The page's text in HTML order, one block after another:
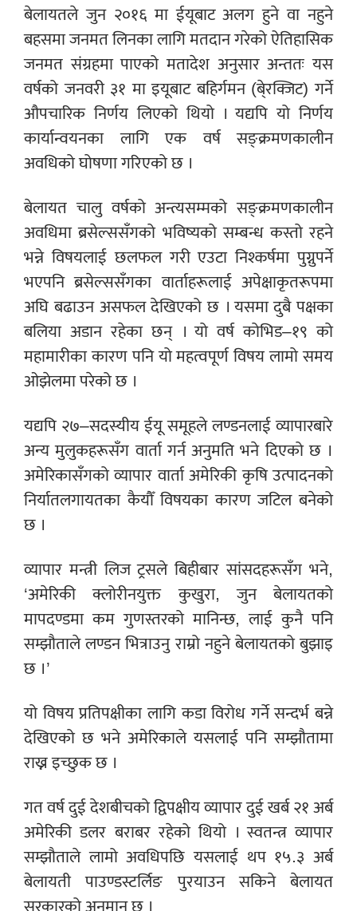
बेलायतले जुन २०१६ मा ईयूबाट अलग हुने वा नहुने
बहसमा जनमत लिनका लागि मतदान गरेको ऐतिहासिक
जनमत संग्रहमा पाएको मतादेश अनुसार अन्ततः यस
वर्षको जनवरी ३१ मा इयूबाट बहिर्गमन (बे्रक्जिट) गर्ने
औपचारिक निर्णय लिएको थियो । यद्यपि यो निर्णय
कार्यान्वयनका लागि एक वर्ष सङ्क्रमणकालीन
अवधिको घोषणा गरिएको छ ।
बेलायत चालु वर्षको अन्त्यसम्मको सङ्क्रमणकालीन
अवधिमा ब्रसेल्ससँगको भविष्यको सम्बन्ध कस्तो रहने
भन्ने विषयलाई छलफल गरी एउटा निश्कर्षमा पुग्नुपर्ने
भएपनि ब्रसेल्ससँगका वार्ताहरूलाई अपेक्षाकृतरूपमा
अघि बढाउन असफल देखिएको छ । यसमा दुबै पक्षका
बलिया अडान रहेका छन् । यो वर्ष कोभिड–१९ को
महामारीका कारण पनि यो महत्वपूर्ण विषय लामो समय
ओझेलमा परेको छ ।
यद्यपि २७–सदस्यीय ईयू समूहले लण्डनलाई व्यापारबारे
अन्य मुलुकहरूसँग वार्ता गर्न अनुमति भने दिएको छ ।
अमेरिकासँगको व्यापार वार्ता अमेरिकी कृषि उत्पादनको
निर्यातलगायतका कैयौँ विषयका कारण जटिल बनेको
छ ।
व्यापार मन्त्री लिज ट्रसले बिहीबार सांसदहरूसँग भने,
‘अमेरिकी क्लोरीनयुक्त कुखुरा, जुन बेलायतको
मापदण्डमा कम गुणस्तरको मानिन्छ, लाई कुनै पनि
सम्झौताले लण्डन भित्राउनु राम्रो नहुने बेलायतको बुझाइ
छ ।’
यो विषय प्रतिपक्षीका लागि कडा विरोध गर्ने सन्दर्भ बन्ने
देखिएको छ भने अमेरिकाले यसलाई पनि सम्झौतामा
राख्न इच्छुक छ ।
गत वर्ष दुई देशबीचको द्विपक्षीय व्यापार दुई खर्ब २१ अर्ब
अमेरिकी डलर बराबर रहेको थियो । स्वतन्त्र व्यापार
सम्झौताले लामो अवधिपछि यसलाई थप १५.३ अर्ब
बेलायती पाउण्डस्टर्लिङ पुरयाउन सकिने बेलायत